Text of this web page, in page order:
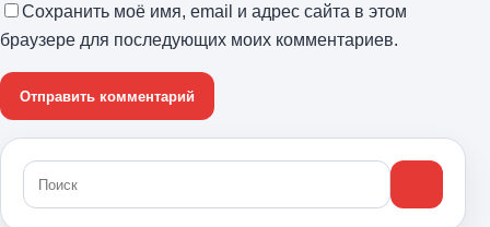
Сохранить моё имя, email и адрес сайта в этом
браузере для последующих моих комментариев.